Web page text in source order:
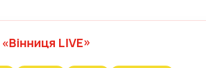
«Вінниця LIVE»